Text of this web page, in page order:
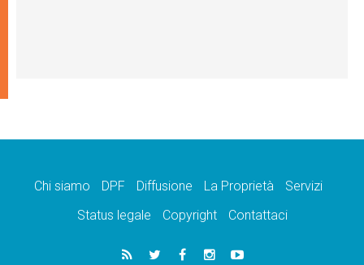
Chi siamo DPF Diffusione La Proprietà
Servizi
Status legale
Copyright Contattaci